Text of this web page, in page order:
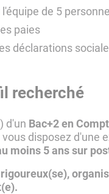
de 5
paies
déclarations
recherché
d'un Bac+2 en
vous disposez d'une
moins 5 ans sur
rigoureux(se),